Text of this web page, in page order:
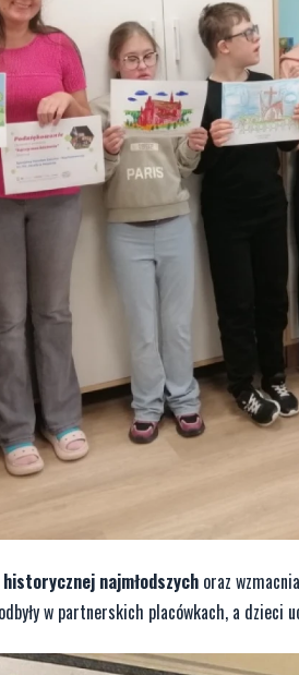
najmłodszych oraz
w partnerskich placówkach, a dzieci